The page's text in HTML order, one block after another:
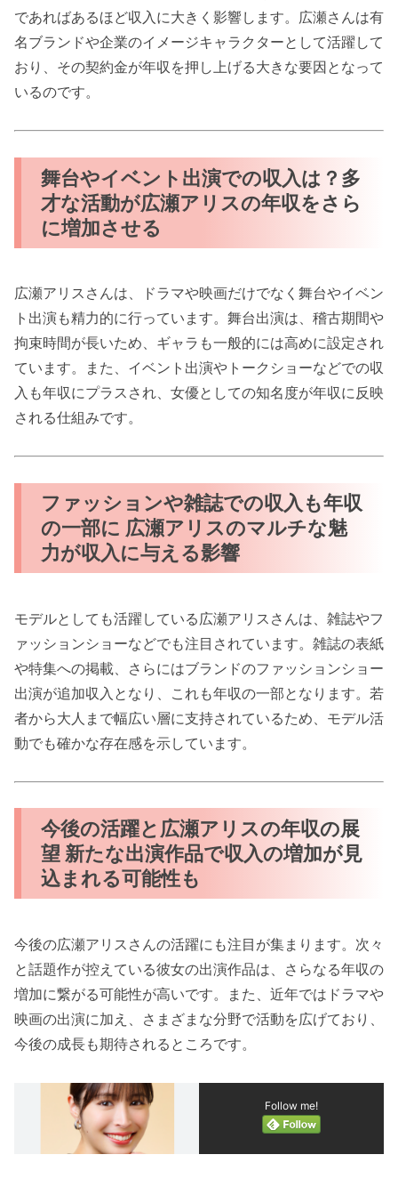
であればあるほど収入に大きく影響します。広瀬さんは有
名ブランドや企業のイメージキャラクターとして活躍して
おり、その契約金が年収を押し上げる大きな要因となって
いるのです。
舞台やイベント出演での収入は？多
才な活動が広瀬アリスの年収をさら
に増加させる
広瀬アリスさんは、ドラマや映画だけでなく舞台やイベン
ト出演も精力的に行っています。舞台出演は、稽古期間や
拘束時間が長いため、ギャラも一般的には高めに設定され
ています。また、イベント出演やトークショーなどでの収
入も年収にプラスされ、女優としての知名度が年収に反映
される仕組みです。
ファッションや雑誌での収入も年収
の一部に 広瀬アリスのマルチな魅
力が収入に与える影響
モデルとしても活躍している広瀬アリスさんは、雑誌やフ
ァッションショーなどでも注目されています。雑誌の表紙
や特集への掲載、さらにはブランドのファッションショー
出演が追加収入となり、これも年収の一部となります。若
者から大人まで幅広い層に支持されているため、モデル活
動でも確かな存在感を示しています。
今後の活躍と広瀬アリスの年収の展
望 新たな出演作品で収入の増加が見
込まれる可能性も
今後の広瀬アリスさんの活躍にも注目が集まります。次々
と話題作が控えている彼女の出演作品は、さらなる年収の
増加に繋がる可能性が高いです。また、近年ではドラマや
映画の出演に加え、さまざまな分野で活動を広げており、
今後の成長も期待されるところです。
Follow me!